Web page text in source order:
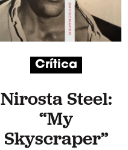
Crítica
Nirosta Steel:
“My
Skyscraper”